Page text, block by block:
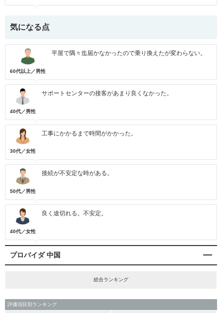
気になる点
60代以上／男性
平屋で隅々迄届かなかったので乗り換えたが変わらない。
40代／男性
サポートセンターの接客があまり良くなかった。
30代／女性
工事にかかるまで時間がかかった。
50代／男性
接続が不安定な時がある。
40代／女性
良く途切れる。不安定。
プロバイダ 中国
総合ランキング
評価項目別ランキング